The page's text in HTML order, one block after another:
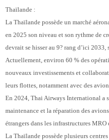
Thaïlande :
La Thaïlande possède un marché
en 2025 son niveau et son rythme de
devrait se hisser au 9? rang d’ici
Actuellement, environ 60 % des
nouveaux investissements et
leurs flottes, notamment avec des
En 2024, Thai Airways International a
maintenance et la réparation des
étrangers dans les infrastructures
La Thaïlande possède plusieurs